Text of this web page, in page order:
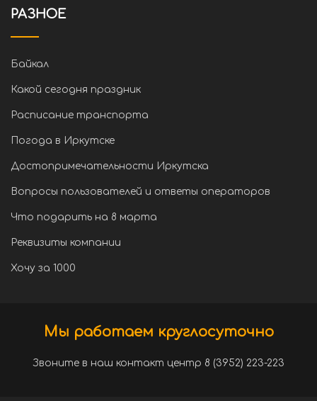
РАЗНОЕ
Байкал
Какой сегодня праздник
Расписание транспорта
Погода в Иркутске
Достопримечательности Иркутска
Вопросы пользователей и ответы операторов
Что подарить на 8 марта
Реквизиты компании
Хочу за 1000
Мы работаем круглосуточно
Звоните в наш контакт центр 8 (3952) 223-223